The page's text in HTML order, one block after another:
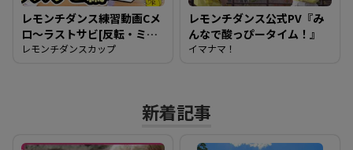
レモンチダンス練習動画Cメ
ロ～ラストサビ[反転・ミラ
ー動画][フルダンスもある
レモンチダンスカップ
レモンチダンス公式PV『み
んなで酸っぴータイム！』
イマナマ！
新着記事